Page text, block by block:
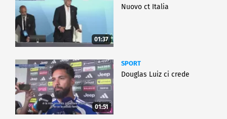
01:37
Nuovo ct Italia
01:51
SPORT
Douglas Luiz ci crede